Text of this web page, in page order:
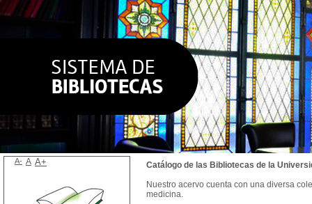
Catálogo de las Bibliotecas de la
Nuestro acervo cuenta con una diversa
medicina.
A- A A+